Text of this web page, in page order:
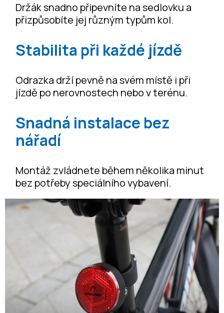
Držák snadno připevníte na sedlovku a
přizpůsobíte jej různým typům kol.
Stabilita při každé jízdě
Odrazka drží pevně na svém místě i při
jízdě po nerovnostech nebo v terénu.
Snadná instalace bez
nářadí
Montáž zvládnete během několika minut
bez potřeby speciálního vybavení.